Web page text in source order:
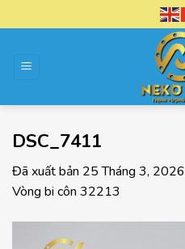
đến
dung
DSC_7411
Đã xuất bản 25 Tháng 3, 2026
Vòng bi côn 32213